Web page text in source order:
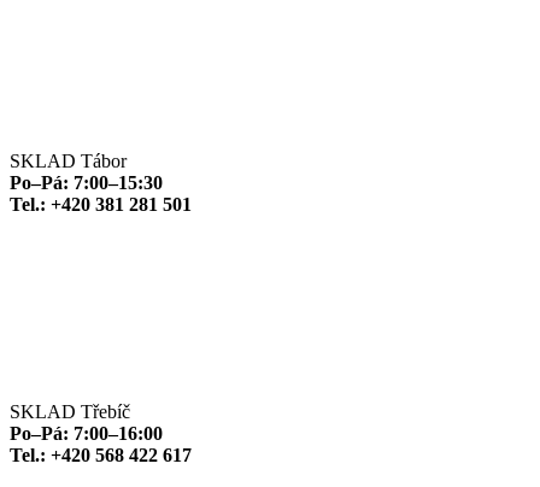
SKLAD Tábor
Po–Pá: 7:00–15:30
Tel.: +420 381 281 501
SKLAD Třebíč
Po–Pá: 7:00–16:00
Tel.: +420 568 422 617